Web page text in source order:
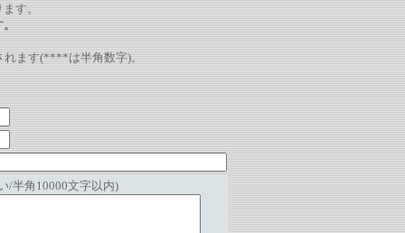
ます。
。
れます(****は半角数字)。
/半角10000文字以内)